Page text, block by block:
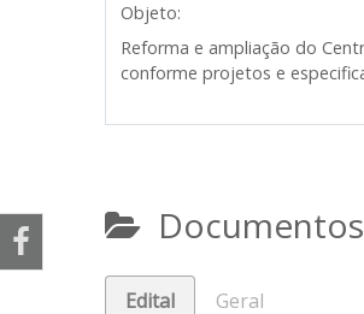
Objeto:
Reforma e ampliação do
conforme projetos e
Documentos
Edital Geral